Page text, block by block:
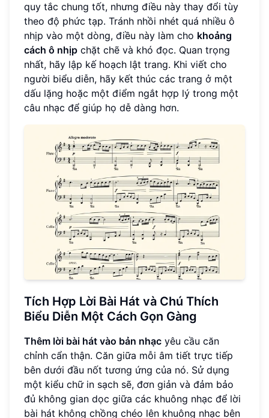
quy tắc chung tốt, nhưng điều này thay đổi tùy
theo độ phức tạp. Tránh nhồi nhét quá nhiều ô
nhịp vào một dòng, điều này làm cho khoảng
cách ô nhịp chặt chẽ và khó đọc. Quan trọng
nhất, hãy lập kế hoạch lật trang. Khi viết cho
người biểu diễn, hãy kết thúc các trang ở một
dấu lặng hoặc một điểm ngắt hợp lý trong một
câu nhạc để giúp họ dễ dàng hơn.
Tích Hợp Lời Bài Hát và Chú Thích
Biểu Diễn Một Cách Gọn Gàng
Thêm lời bài hát vào bản nhạc yêu cầu căn
chỉnh cẩn thận. Căn giữa mỗi âm tiết trực tiếp
bên dưới đầu nốt tương ứng của nó. Sử dụng
một kiểu chữ in sạch sẽ, đơn giản và đảm bảo
đủ không gian dọc giữa các khuông nhạc để lời
bài hát không chồng chéo lên khuông nhạc bên